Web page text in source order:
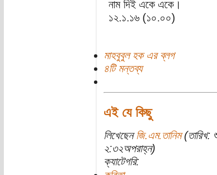
নাম দিই একে একে।
১২.১.১৬ (১০.০০)
মাহবুবুল হক এর ব্লগ
৪টি মন্তব্য
এই যে কিছু
লিখেছেনজি.এম.তানিম(তারিখ:
২:৩২অপরাহ্ন)
ক্যাটেগরি: